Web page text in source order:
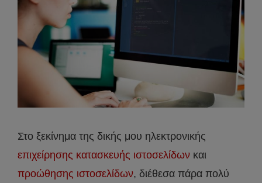
Στο ξεκίνημα της δικής μου ηλεκτρονικής
επιχείρησης κατασκευής ιστοσελίδων και
προώθησης ιστοσελίδων, διέθεσα πάρα πολύ